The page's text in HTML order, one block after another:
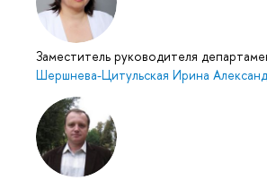
Заместитель руководителя
Шершнева-Цитульская Ирина